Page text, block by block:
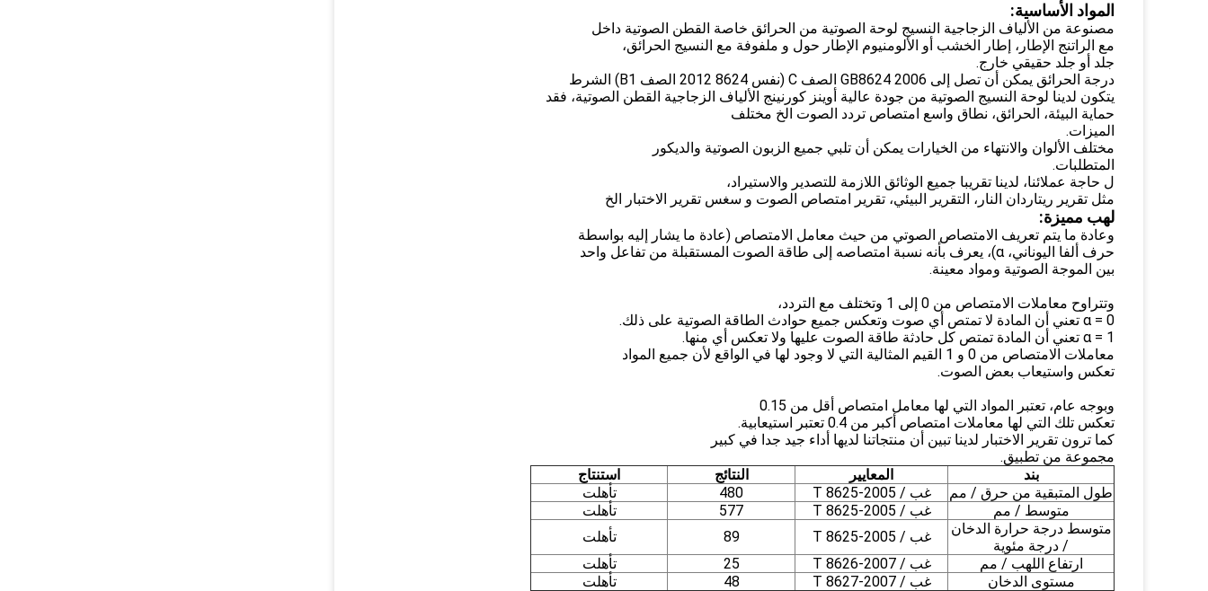
المواد الأساسية:
مصنوعة من الألياف الزجاجية النسيج لوحة الصوتية من الحرائق خاصة القطن الصوتية داخل
مع الراتنج الإطار، إطار الخشب أو الألومنيوم الإطار حول و ملفوفة مع النسيج الحرائق،
جلد أو جلد حقيقي خارج.
درجة الحرائق يمكن أن تصل إلى GB8624 2006 الصف C (نفس 8624 2012 الصف B1) الشرط
يتكون لدينا لوحة النسيج الصوتية من جودة عالية أوينز كورنينج الألياف الزجاجية القطن الصوتية، فقد
حماية البيئة، الحرائق، نطاق واسع امتصاص تردد الصوت الخ مختلف
الميزات.
مختلف الألوان والانتهاء من الخيارات يمكن أن تلبي جميع الزبون الصوتية والديكور
المتطلبات.
ل حاجة عملائنا، لدينا تقريبا جميع الوثائق اللازمة للتصدير والاستيراد،
مثل تقرير ريتاردان النار، التقرير البيئي، تقرير امتصاص الصوت و سغس تقرير الاختبار الخ
لهب مميزة:
وعادة ما يتم تعريف الامتصاص الصوتي من حيث معامل الامتصاص (عادة ما يشار إليه بواسطة
حرف ألفا اليوناني، α)، يعرف بأنه نسبة امتصاصه إلى طاقة الصوت المستقبلة من تفاعل واحد
بين الموجة الصوتية ومواد معينة.
وتتراوح معاملات الامتصاص من 0 إلى 1 وتختلف مع التردد،
α = 0 تعني أن المادة لا تمتص أي صوت وتعكس جميع حوادث الطاقة الصوتية على ذلك.
α = 1 تعني أن المادة تمتص كل حادثة طاقة الصوت عليها ولا تعكس أي منها.
معاملات الامتصاص من 0 و 1 القيم المثالية التي لا وجود لها في الواقع لأن جميع المواد
تعكس واستيعاب بعض الصوت.
وبوجه عام، تعتبر المواد التي لها معامل امتصاص أقل من 0.15
تعكس تلك التي لها معاملات امتصاص أكبر من 0.4 تعتبر استيعابية.
كما ترون تقرير الاختبار لدينا تبين أن منتجاتنا لديها أداء جيد جدا في كبير
مجموعة من تطبيق.
بند
المعايير النتائج
استنتاج
طول المتبقية من حرق / مم
غب / T 8625-2005 480
تأهلت
متوسط ​​/ مم
غب / T 8625-2005 577
تأهلت
متوسط ​​درجة حرارة الدخان
/ درجة مئوية
غب / T 8625-2005 89
تأهلت
ارتفاع اللهب / مم
غب / T 8626-2007 25
تأهلت
مستوى الدخان
غب / T 8627-2007 48 تأهلت